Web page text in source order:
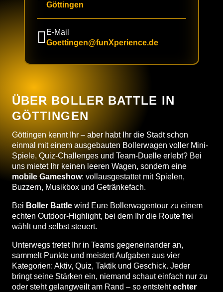
Göttingen
E-Mail
Goettingen@funXperience.de
ÜBER BOLLER BATTLE IN
GÖTTINGEN
Göttingen kennt Ihr – aber habt Ihr die Stadt schon
einmal mit einem ausgebauten Bollerwagen voller Mini-
Spiele, Quiz-Challenges und Team-Duelle erlebt? Bei
uns mietet Ihr keinen leeren Wagen, sondern eine
mobile Gameshow: vollausgestattet mit Spielen,
Buzzern, Musikbox und Getränkefach.
Bei Boller Battle wird Eure Bollerwagentour zu einem
echten Outdoor-Highlight, bei dem Ihr die Route frei
wählt und selbst steuert.
Unterwegs tretet Ihr in Teams gegeneinander an,
sammelt Punkte und meistert Aufgaben aus vier
Kategorien: Aktiv, Quiz, Taktik und Geschick. Jeder
bringt seine Stärken ein, niemand schaut einfach nur zu
oder steht gelangweilt am Rand – so entstehtechter